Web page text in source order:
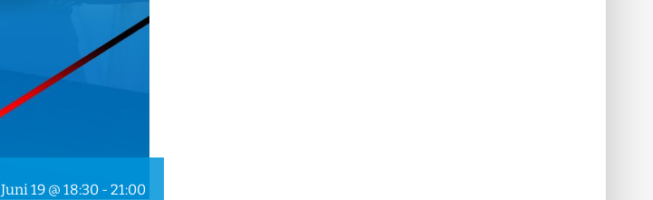
Juni 19 @ 18:30 -21:00